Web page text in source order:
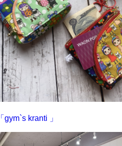
「gym`s kranti 」